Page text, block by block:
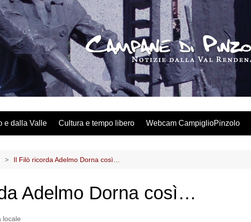
e dalla Valle Cultura e tempo libero Webcam CampiglioPinzolo
Il Filò ricorda Adelmo Dorna così…
Adelmo Dorna così…
locale